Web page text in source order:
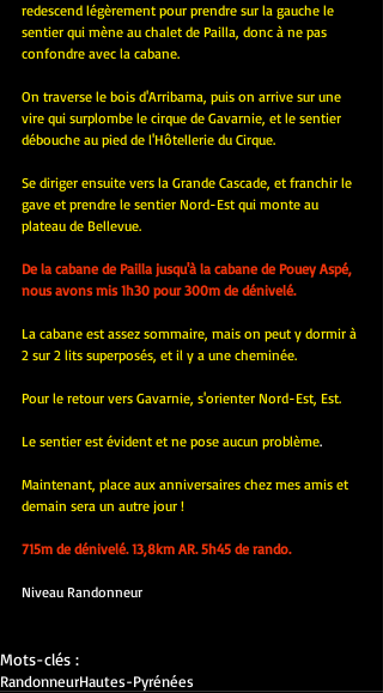
redescend légèrement pour prendre sur la gauche le
sentier qui mène au chalet de Pailla, donc à ne pas
confondre avec la cabane.
On traverse le bois d'Arribama, puis on arrive sur une
vire qui surplombe le cirque de Gavarnie, et le sentier
débouche au pied de l'Hôtellerie du Cirque.
Se diriger ensuite vers la Grande Cascade, et franchir le
gave et prendre le sentier Nord-Est qui monte au
plateau de Bellevue.
De la cabane de Pailla jusqu'à la cabane de Pouey Aspé,
nous avons mis 1h30 pour 300m de dénivelé.
La cabane est assez sommaire, mais on peut y dormir à
2 sur 2 lits superposés, et il y a une cheminée.
Pour le retour vers Gavarnie, s'orienter Nord-Est, Est.
Le sentier est évident et ne pose aucun problème.
Maintenant, place aux anniversaires chez mes amis et
demain sera un autre jour !
715m de dénivelé. 13,8km AR. 5h45 de rando.
Niveau Randonneur
Mots-clés :
RandonneurHautes-Pyrénées